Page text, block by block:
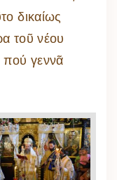
δικαίως
τοῦ νέου
πού γεννᾶ